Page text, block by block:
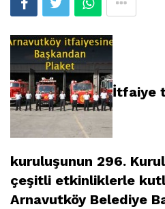
İtfaiye
kuruluşunun 296.
çeşitli etkinliklerle
Arnavutköy Belediye